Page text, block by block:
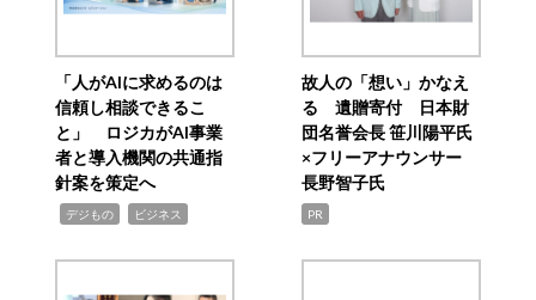
「人がAIに求めるのは
信頼し相談できるこ
と」 ロジカがAI事業
者と導入機関の共通指
針案を策定へ
デジもの ビジネス
故人の「想い」かなえ
る 遺贈寄付 日本財
団名誉会長 笹川陽平氏
×フリーアナウンサー
長野智子氏
PR